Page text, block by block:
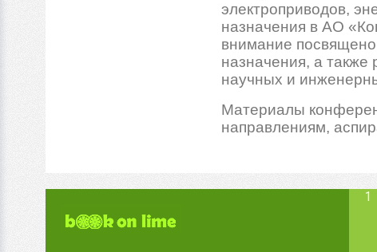
электроприводов,
назначения в АО
внимание
назначения, а также
научных и
Материалы
направлениям,
1